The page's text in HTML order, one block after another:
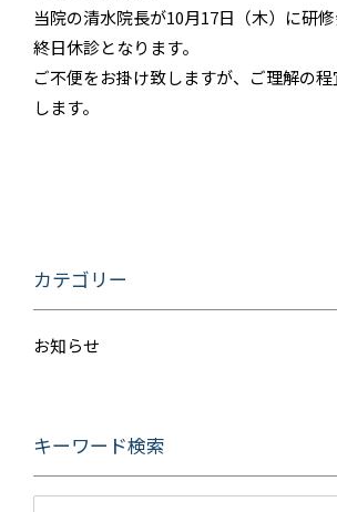
当院の清水院長が10月17日（木）に研修
終日休診となります。
ご不便をお掛け致しますが、ご理解の
します。
カテゴリー
お知らせ
キーワード検索